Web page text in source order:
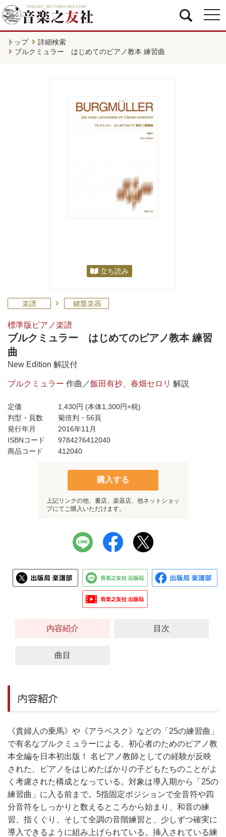
トップ
詳細検索
ブルクミュラー はじめてのピアノ教本 練習曲
立ち読み
楽譜 鍵盤楽器
標準版ピアノ楽譜
ブルクミュラー はじめてのピアノ教本 練習
曲
New Edition 解説付
ブルクミュラー 作曲／飯田有抄 春畑セロリ 解説
定価 1,430円 (本体1,300円+税)
判型・頁数
菊倍判・56頁
発行年月
2016年11月
ISBNコード
9784276412040
商品コード
412040
購入する
上記リンクの他、書店、楽器店、他ネットショッ
プにてご購入いただけます。
内容紹介 目次
曲目
内容紹介
《貴婦人の乗馬》や《アラベスク》などの「25の練習曲」
で有名なブルクミュラーによる、初心者のためのピアノ教
本全編を日本初出版！ 名ピアノ教師としての経験が反映
された、ピアノをはじめたばかりの子どもたちのことがよ
く考慮された構成となっている。対象は導入期から「25の
練習曲」に入る前まで。5指固定ポジションで全音符や四
分音符をしっかりと数えるところから始まり、和音の練
習、指くぐり、そして全調の音階練習と、少しずつ確実に
導入できるように組み上げられている。挿入されている練